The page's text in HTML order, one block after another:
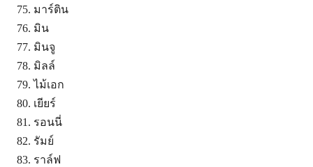
มาร์ติน
มิน
มินจู
มิลล์
ไม้เอก
เยียร์
รอนนี่
รัมย์
ราล์ฟ